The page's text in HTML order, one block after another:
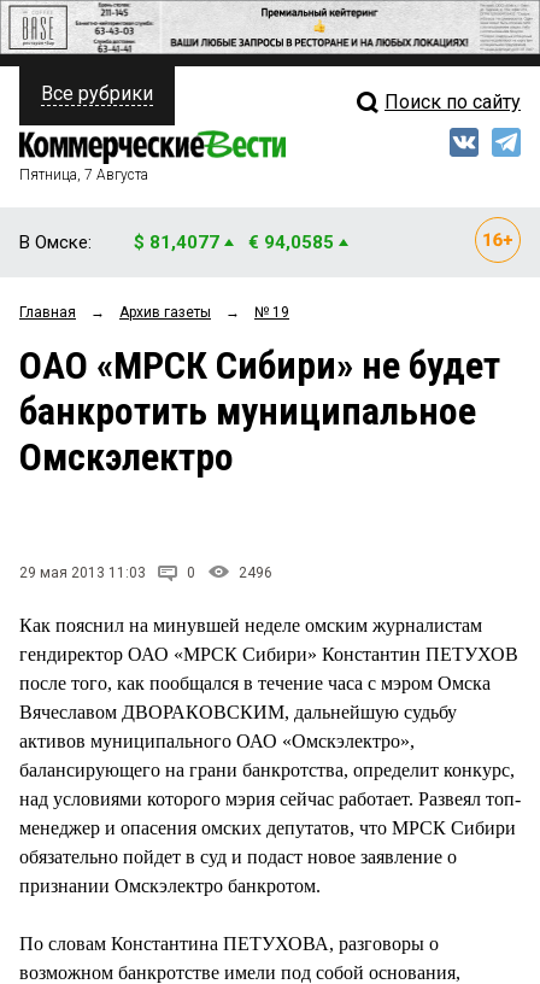
ПОЛИТИКА
ФИНАНСЫ
ОБЩЕСТВО
ЗАКОН
НОВОСТИ КОМПАНИЙ
Свежий выпуск
Рейтинги
Блоги
Все рубрики Поиск по сайту
Пятница, 7 Августа
В Омске: $ 81,4077 € 94,0585
Главная → Архив газеты → № 19
ОАО «МРСК Сибири» не будет
банкротить муниципальное
Омскэлектро
29 мая 2013 11:03 0 2496
Как пояснил на минувшей неделе омским журналистам
гендиректор ОАО «МРСК Сибири» Константин ПЕТУХОВ
после того, как пообщался в течение часа с мэром Омска
Вячеславом ДВОРАКОВСКИМ, дальнейшую судьбу
активов муниципального ОАО «Омскэлектро»,
балансирующего на грани банкротства, определит конкурс,
над условиями которого мэрия сейчас работает. Развеял топ-
менеджер и опасения омских депутатов, что МРСК Сибири
обязательно пойдет в суд и подаст новое заявление о
признании Омскэлектро банкротом.
По словам Константина ПЕТУХОВА, разговоры о
возможном банкротстве имели под собой основания,